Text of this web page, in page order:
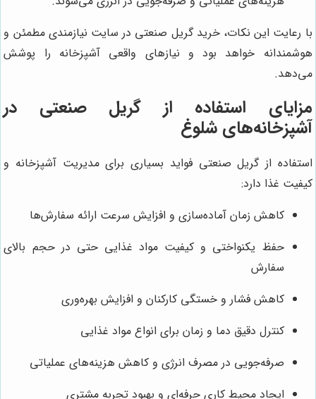
با رعایت این نکات، خرید گریل صنعتی در سایت نیازمندی مطمئن و
هوشمندانه خواهد بود و نیازهای واقعی آشپزخانه را پوشش
می‌دهد.
مزایای استفاده از گریل صنعتی در
آشپزخانه‌های شلوغ
استفاده از گریل صنعتی فواید بسیاری برای مدیریت آشپزخانه و
کیفیت غذا دارد:
کاهش زمان آماده‌سازی و افزایش سرعت ارائه سفارش‌ها
حفظ یکنواختی و کیفیت مواد غذایی حتی در حجم بالای
سفارش
کاهش فشار و خستگی کارکنان و افزایش بهره‌وری
کنترل دقیق دما و زمان برای انواع مواد غذایی
صرفه‌جویی در مصرف انرژی و کاهش هزینه‌های عملیاتی
ایجاد محیط کاری حرفه‌ای و بهبود تجربه مشتری